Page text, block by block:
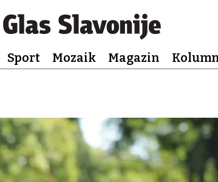
Sport Mozaik Magazin